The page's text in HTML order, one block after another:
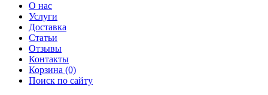
О нас
Услуги
Доставка
Статьи
Отзывы
Контакты
Корзина (0)
Поиск по сайту